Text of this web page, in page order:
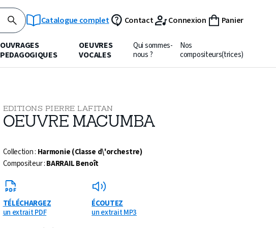
Catalogue complet Contact Connexion Panier
OUVRAGES
PEDAGOGIQUES
OEUVRES
VOCALES
Qui sommes-
nous ?
Nos
compositeurs(trices)
EDITIONS PIERRE LAFITAN
OEUVRE MACUMBA
Collection : Harmonie (Classe d\'orchestre)
Compositeur :BARRAIL Benoît
TÉLÉCHARGEZ
un extrait PDF
ÉCOUTEZ
un extrait MP3